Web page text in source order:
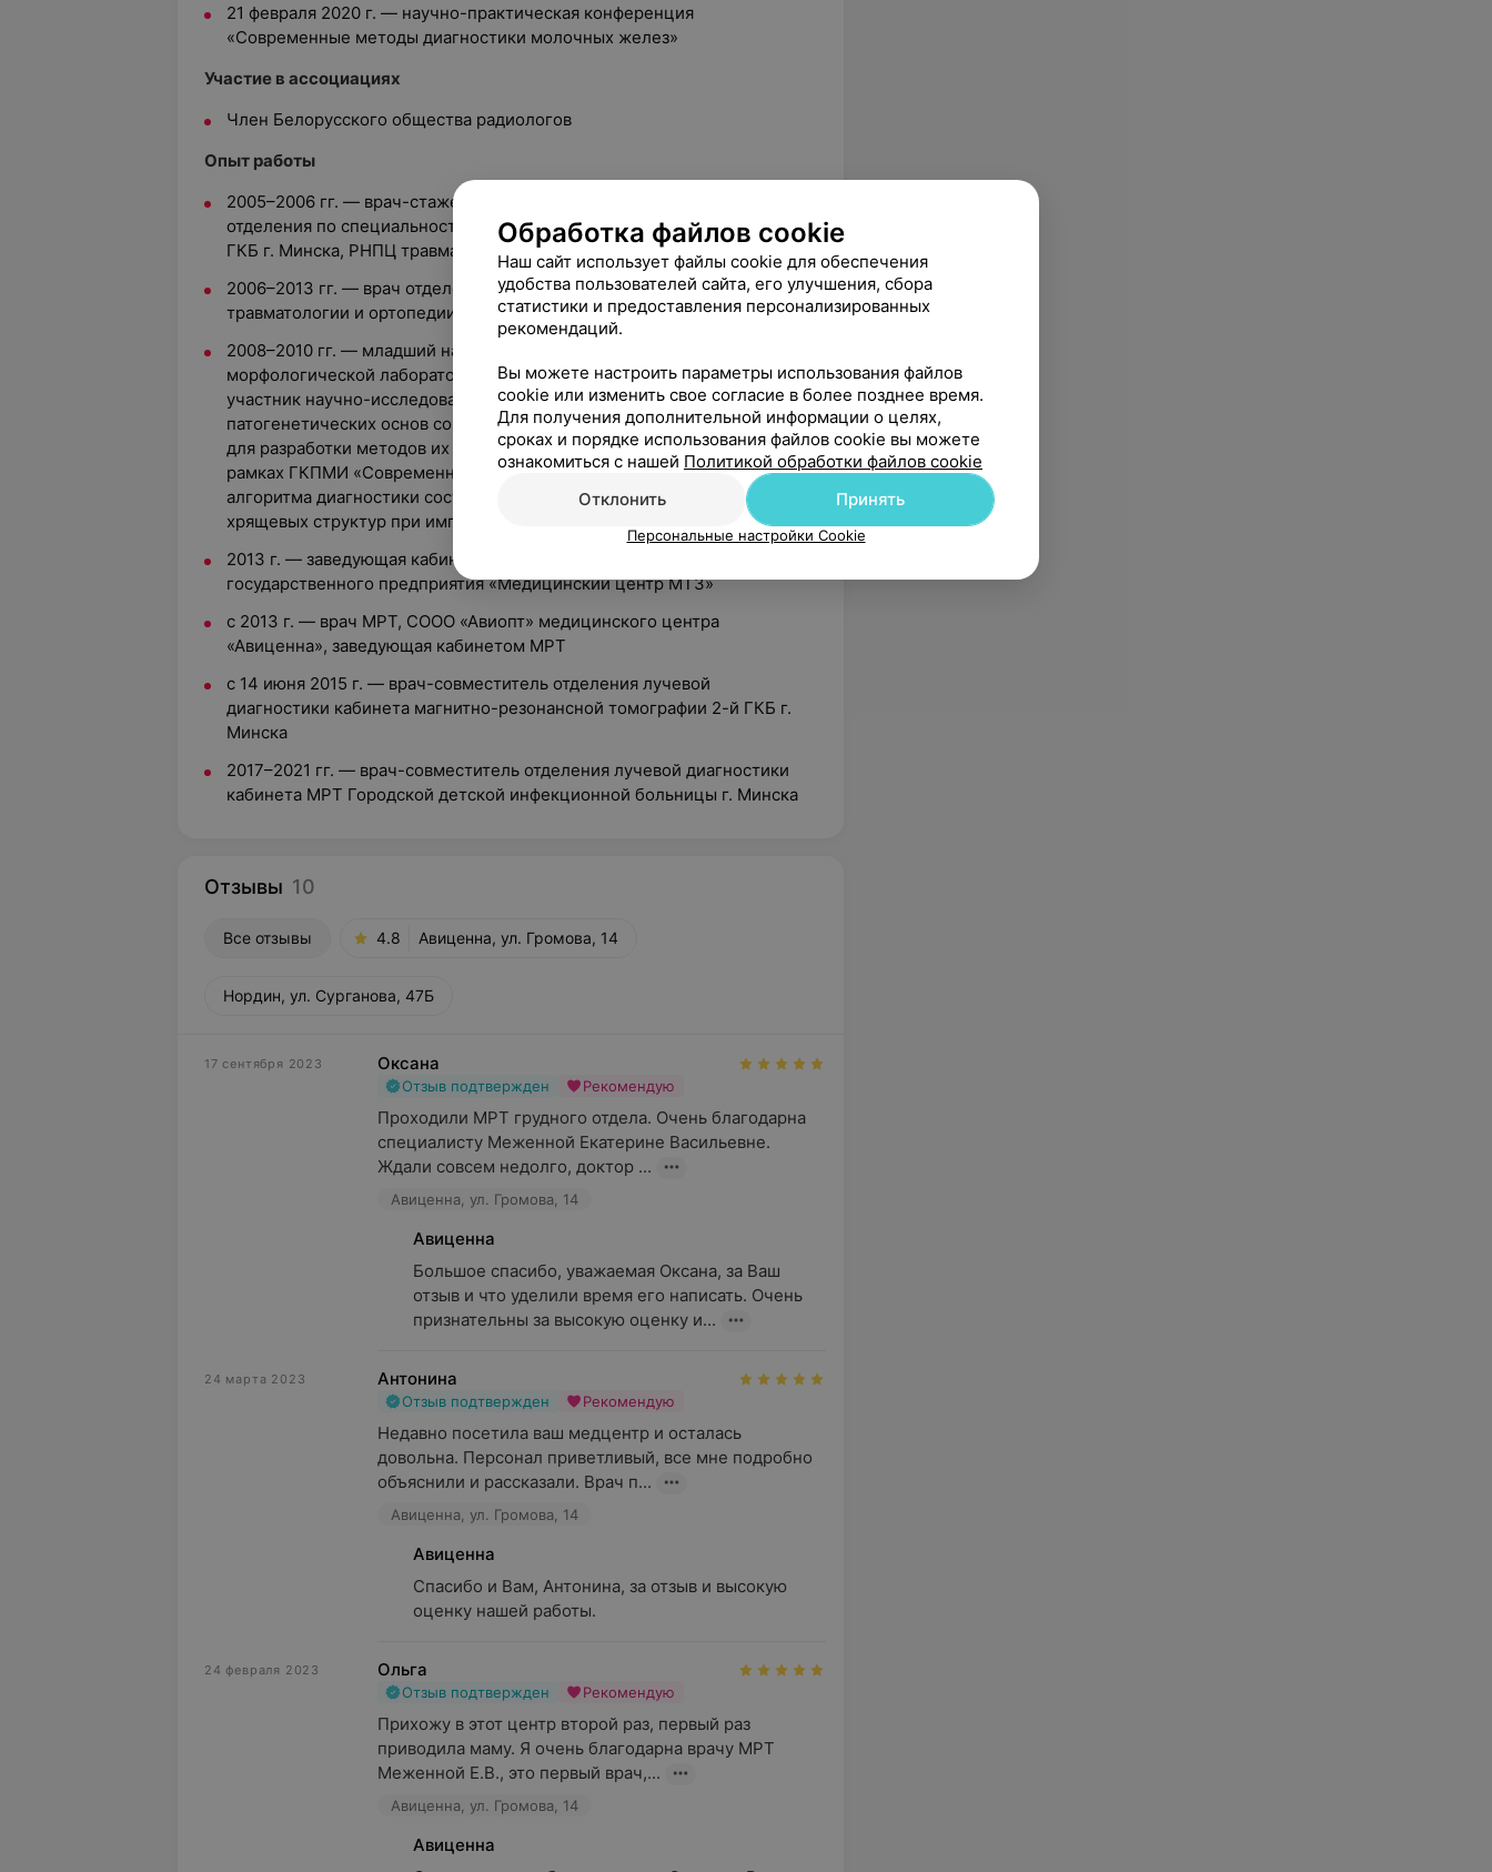
21 февраля 2020 г. — научно-практическая конференция
«Современные методы диагностики молочных желез»
Участие в ассоциациях
Член Белорусского общества радиологов
Опыт работы
2005–2006 гг. — врач-стажер анестезиолого-реанимационного
отделения по специальности «анестезиология и реаниматология» 9
ГКБ г. Минска, РНПЦ травматологии и ортопедии
2006–2013 гг. — врач отделения лучевой диагностики РНПЦ
травматологии и ортопедии (МРТ, РКТ, рентген)
2008–2010 гг. — младший научный сотрудник (совместитель) клинико-
морфологической лаборатории РНПЦ травматологии и ортопедии,
участник научно-исследовательского проекта «Изучение
патогенетических основ социально-значимых заболеваний человека
для разработки методов их диагностики, лечения и профилактики» в
рамках ГКПМИ «Современные технологии в медицине, разработка
алгоритма диагностики состояния нервно-мышечных и костно-
хрящевых структур при имплантации крупных суставов»
2013 г. — заведующая кабинетом магнитно-резонансной томографии
государственного предприятия «Медицинский центр МТЗ»
с 2013 г. — врач МРТ, СООО «Авиопт» медицинского центра
«Авиценна», заведующая кабинетом МРТ
с 14 июня 2015 г. — врач-совместитель отделения лучевой
диагностики кабинета магнитно-резонансной томографии 2-й ГКБ г.
Минска
2017–2021 гг. — врач-совместитель отделения лучевой диагностики
кабинета МРТ Городской детской инфекционной больницы г. Минска
Отзывы 10
Все отзывы 4.8 Авиценна, ул. Громова, 14
Нордин, ул. Сурганова, 47Б
17 сентября 2023 Оксана
Отзыв подтвержден Рекомендую
Проходили МРТ грудного отдела. Очень благодарна
специалисту Меженной Екатерине Васильевне.
Ждали совсем недолго, доктор ...
Авиценна, ул. Громова, 14
Авиценна
Большое спасибо, уважаемая Оксана, за Ваш
отзыв и что уделили время его написать. Очень
признательны за высокую оценку и...
24 марта 2023 Антонина
Отзыв подтвержден Рекомендую
Недавно посетила ваш медцентр и осталась
довольна. Персонал приветливый, все мне подробно
объяснили и рассказали. Врач п...
Авиценна, ул. Громова, 14
Авиценна
Спасибо и Вам, Антонина, за отзыв и высокую
оценку нашей работы.
24 февраля 2023 Ольга
Отзыв подтвержден Рекомендую
Прихожу в этот центр второй раз, первый раз
приводила маму. Я очень благодарна врачу МРТ
Меженной Е.В., это первый врач,...
Авиценна, ул. Громова, 14
Авиценна
Обработка файлов cookie
Наш сайт использует файлы cookie для обеспечения
удобства пользователей сайта, его улучшения, сбора
статистики и предоставления персонализированных
рекомендаций.
Вы можете настроить параметры использования файлов
cookie или изменить свое согласие в более позднее время.
Для получения дополнительной информации о целях,
сроках и порядке использования файлов cookie вы можете
ознакомиться с нашей Политикой обработки файлов cookie
Отклонить
Принять
Персональные настройки Cookie